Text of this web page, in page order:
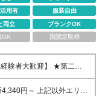
用有
服装自由
両立
ブランクOK
OK 国認定取得
経験者大歓迎】 ★第二新
です♪ 「社会の役
悩みを解決するお仕事
円～ 上記以外エリ